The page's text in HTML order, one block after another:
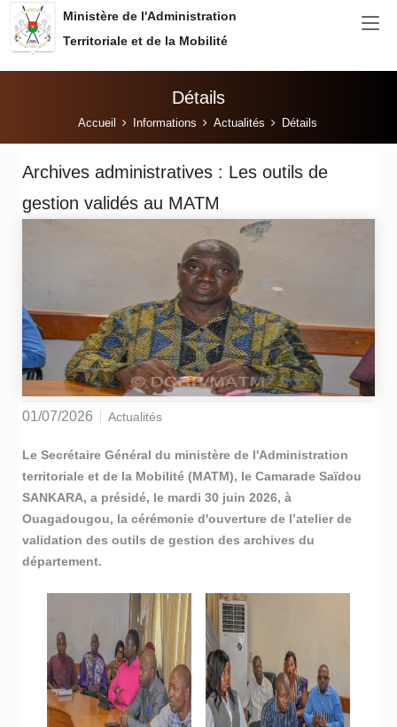
Aller au contenu principal
Ministère de l'Administration
Territoriale et de la Mobilité
Détails
Vous êtes ici:Accueil Informations Actualités Détails
Archives administratives : Les outils de
gestion validés au MATM
01/07/2026 Actualités
Le Secrétaire Général du ministère de l'Administration
territoriale et de la Mobilité (MATM), le Camarade Saïdou
SANKARA, a présidé, le mardi 30 juin 2026, à
Ouagadougou, la cérémonie d'ouverture de l’atelier de
validation des outils de gestion des archives du
département.